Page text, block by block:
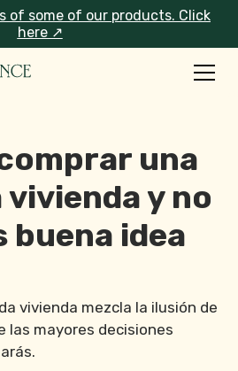
of some of our products. Click
here ↗
una
vivienda y no
buena idea
vivienda mezcla la ilusión de
las mayores decisiones